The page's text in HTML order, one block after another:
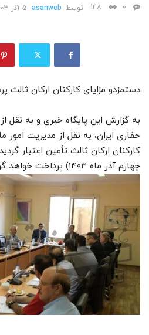
توسط asanweb
- 5 آذر 1403 0
148
دستمزدو مزایای کارکنان ارکان ثالث
به گزارش این پایگاه خبری و به نقل
حفاری ایران، به نقل از مدیریت امور
کارکنان ارکان ثالث تأمین اعتبار
چهارم آذر ماه ۱۴۰۳) پرداخت خواهد گردید